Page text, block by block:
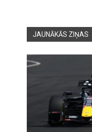
JAUNĀKĀS ZIŅAS